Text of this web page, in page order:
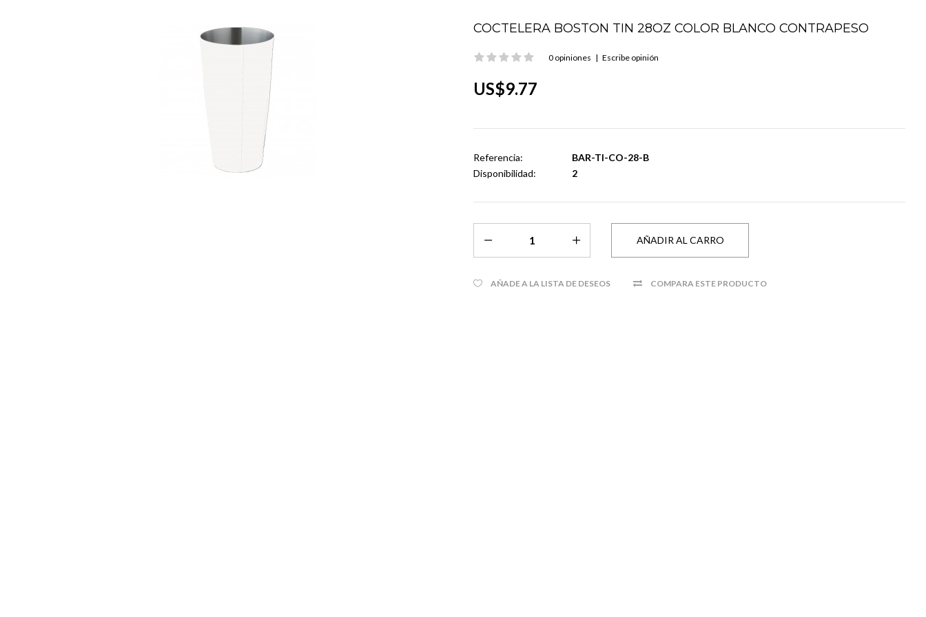
COCTELERA BOSTON TIN 28OZ COLOR BLANCO CONTRAPESO
0 opiniones | Escribe opinión
US$9.77
Referencia:
BAR-TI-CO-28-B
Disponibilidad:
2
AÑADE A LA LISTA DE DESEOS COMPARA ESTE PRODUCTO